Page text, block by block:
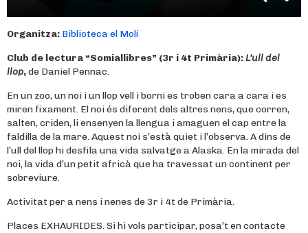
Organitza: Biblioteca el Molí
Club de lectura “Somiallibres” (3r i 4t Primària):L’ull del
llop,de Daniel Pennac.
En un zoo, un noi i un llop vell i borni es troben cara a cara i es
miren fixament. El noi és diferent dels altres nens, que corren,
salten, criden, li ensenyen la llengua i amaguen el cap entre la
faldilla de la mare. Aquest noi s’està quiet i l’observa. A dins de
l’ull del llop hi desfila una vida salvatge a Alaska. En la mirada del
noi, la vida d’un petit africà que ha travessat un continent per
sobreviure.
Activitat per a nens i nenes de 3r i 4t de Primària.
Places EXHAURIDES. Si hi vols participar, posa’t en contacte